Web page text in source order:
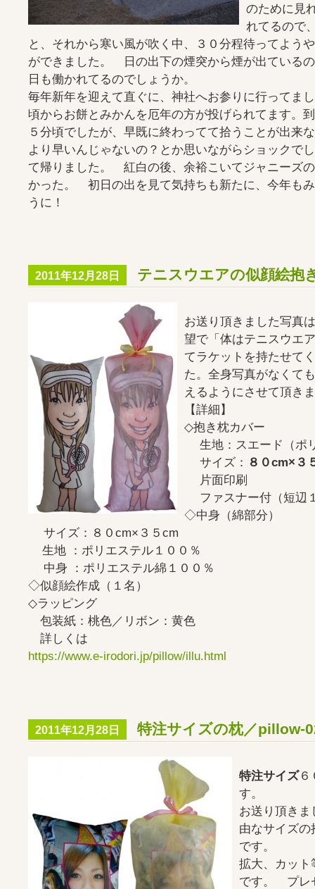
のために見
れてるので
と、それから寒い風が吹く中、３０分程待ってよう
ができました。 日の出下の煙突から煙が出ている
日も働かれてるのでしょうか。
毎年新年を迎えて直ぐに、神社へお参りに行ってま
頃からお餅とみかんを厄年の方が投げられてます。
５分頃でしたが、早既に終わってて拾うことが出来
より早いんじゃないの？とか思いながらショックで
て帰りました。 紅白の後、余裕こいてジャニーズ
かった。 初日の出を見て気持ちも新たに、今年も
うに！
2011年12月28日 テニスウエアの似顔絵抱
お送り頂きました写真
望で「体はテニスウエ
てラケットを持たせて
た。全身写真がなくて
えるようにさせて頂き
【詳細】
◇抱き枕カバー
生地：スエード（ポ
サイズ： ８０cm×３
片面印刷
ファスナー付（短辺
◇中身（綿部分）
サイズ：８０cm×３５cm
生地 ：ポリエステル１００％
中身 ：ポリエステル綿１００％
◇似顔絵作成（１名）
◇ラッピング
包装紙：桃色／リボン：黄色
詳しくは
https://www.e-irodori.jp/pillow/illu.html
2011年12月28日 特注サイズの枕／pillow-
特注サイズ６
す。
お送り頂き
由なサイズ
です。
拡大、カット
です。 プレ